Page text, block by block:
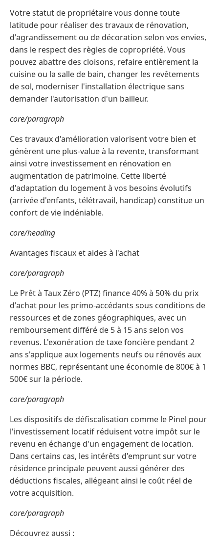
Votre statut de propriétaire vous donne toute
latitude pour réaliser des travaux de rénovation,
d'agrandissement ou de décoration selon vos envies,
dans le respect des règles de copropriété. Vous
pouvez abattre des cloisons, refaire entièrement la
cuisine ou la salle de bain, changer les revêtements
de sol, moderniser l'installation électrique sans
demander l'autorisation d'un bailleur.
core/paragraph
Ces travaux d'amélioration valorisent votre bien et
génèrent une plus-value à la revente, transformant
ainsi votre investissement en rénovation en
augmentation de patrimoine. Cette liberté
d'adaptation du logement à vos besoins évolutifs
(arrivée d'enfants, télétravail, handicap) constitue un
confort de vie indéniable.
core/heading
Avantages fiscaux et aides à l'achat
core/paragraph
Le Prêt à Taux Zéro (PTZ) finance 40% à 50% du prix
d'achat pour les primo-accédants sous conditions de
ressources et de zones géographiques, avec un
remboursement différé de 5 à 15 ans selon vos
revenus. L'exonération de taxe foncière pendant 2
ans s'applique aux logements neufs ou rénovés aux
normes BBC, représentant une économie de 800€ à 1
500€ sur la période.
core/paragraph
Les dispositifs de défiscalisation comme le Pinel pour
l'investissement locatif réduisent votre impôt sur le
revenu en échange d'un engagement de location.
Dans certains cas, les intérêts d'emprunt sur votre
résidence principale peuvent aussi générer des
déductions fiscales, allégeant ainsi le coût réel de
votre acquisition.
core/paragraph
Découvrez aussi :